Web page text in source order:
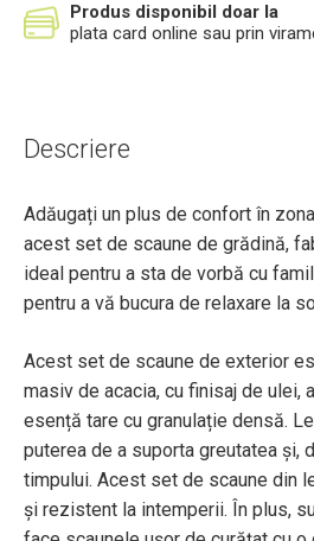
Produs disponibil doar la
plata card online sau prin
Descriere
Adăugați un plus de confort în
acest set de scaune de grădină,
ideal pentru a sta de vorbă cu
pentru a vă bucura de relaxare la
Acest set de scaune de exterior
masiv de acacia, cu finisaj de ulei,
esență tare cu granulație densă.
puterea de a suporta greutatea și,
timpului. Acest set de scaune din
și rezistent la intemperii. În plus,